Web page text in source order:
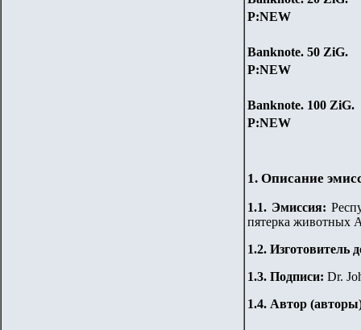
P:NEW
Banknote. 50 ZiG.
P:NEW
Banknote. 100 ZiG.
P:NEW
1. Описание
1.1. Эмиссия:
пятерка животных
1.2. Изготовитель
1.3. Подписи: Dr.
1.4. Автор